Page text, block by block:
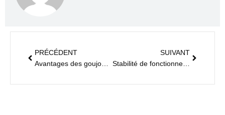
PRÉCÉDENT
SUIVANT
Stabilité de fonctionnement des lampadaires solaires